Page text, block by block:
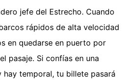
jefe del Estrecho. Cuando
rápidos de alta velocidad
en quedarse en puerto por
pasaje. Si confías en una
hay temporal, tu billete pasará